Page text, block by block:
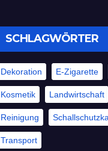
SCHLAGWÖRTER
Dekoration E-Zigarette
Kosmetik Landwirtschaft
Reinigung
Transport